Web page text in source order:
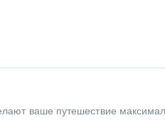
ваше путешествие